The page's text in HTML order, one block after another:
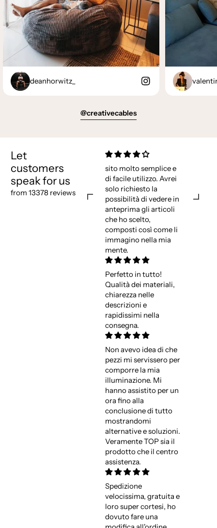
deanhorwitz_
@creativecables
Let
customers
speak for us
from 13378 reviews
sito molto semplice e
di facile utilizzo. Avrei
solo richiesto la
possibilità di vedere in
anteprima gli articoli
che ho scelto,
composti così come li
immagino nella mia
mente.
Perfetto in tutto!
Qualità dei materiali,
chiarezza nelle
descrizioni e
rapidissimi nella
consegna.
Non avevo idea di che
pezzi mi servissero per
comporre la mia
illuminazione. Mi
hanno assistito per un
ora fino alla
conclusione di tutto
mostrandomi
alternative e soluzioni.
Veramente TOP sia il
prodotto che il centro
assistenza.
Spedizione
velocissima, gratuita e
loro super cortesi, ho
dovuto fare una